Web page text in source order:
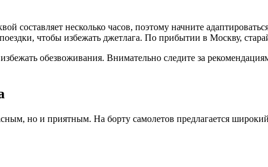
несколько часов, поэтому начните
чтобы избежать джетлага. По прибытии в Москву,
обезвоживания. Внимательно следите за
но и приятным. На борту самолетов предлагается